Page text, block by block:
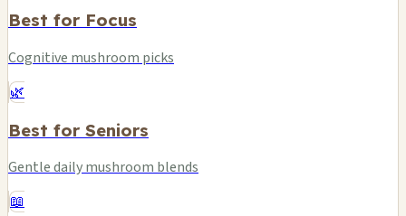
Best for Focus
Cognitive mushroom picks
🌿
Best for Seniors
Gentle daily mushroom blends
📖